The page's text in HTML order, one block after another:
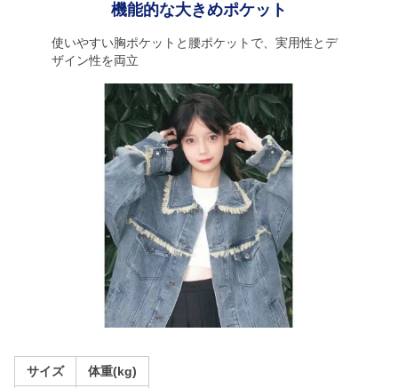
機能的な大きめポケット
使いやすい胸ポケットと腰ポケットで、実用性とデ
ザイン性を両立
サイズ 体重(kg)